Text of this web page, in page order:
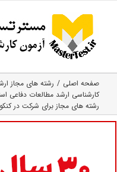
content
صفحه اصلی
رشته های مجاز
کارشناسی ارشد مطالعات دفاعی
رشته های مجاز برای شرکت در